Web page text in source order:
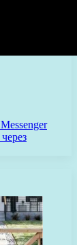
Messenger